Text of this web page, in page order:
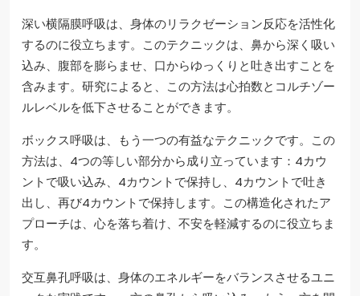
深い横隔膜呼吸は、身体のリラクゼーション反応を活性化
するのに役立ちます。このテクニックは、鼻から深く吸い
込み、腹部を膨らませ、口からゆっくりと吐き出すことを
含みます。研究によると、この方法は心拍数とコルチゾー
ルレベルを低下させることができます。
ボックス呼吸は、もう一つの有益なテクニックです。この
方法は、4つの等しい部分から成り立っています：4カウ
ントで吸い込み、4カウントで保持し、4カウントで吐き
出し、再び4カウントで保持します。この構造化されたア
プローチは、心を落ち着け、不安を軽減するのに役立ちま
す。
交互鼻孔呼吸は、身体のエネルギーをバランスさせるユニ